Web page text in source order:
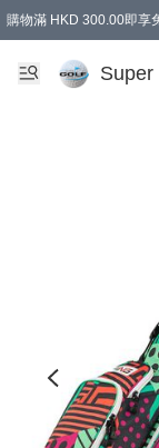
購物滿 HKD 300.00即享
Super